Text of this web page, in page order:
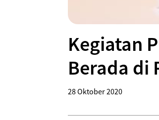
Kegiatan
Berada di
28 Oktober 2020